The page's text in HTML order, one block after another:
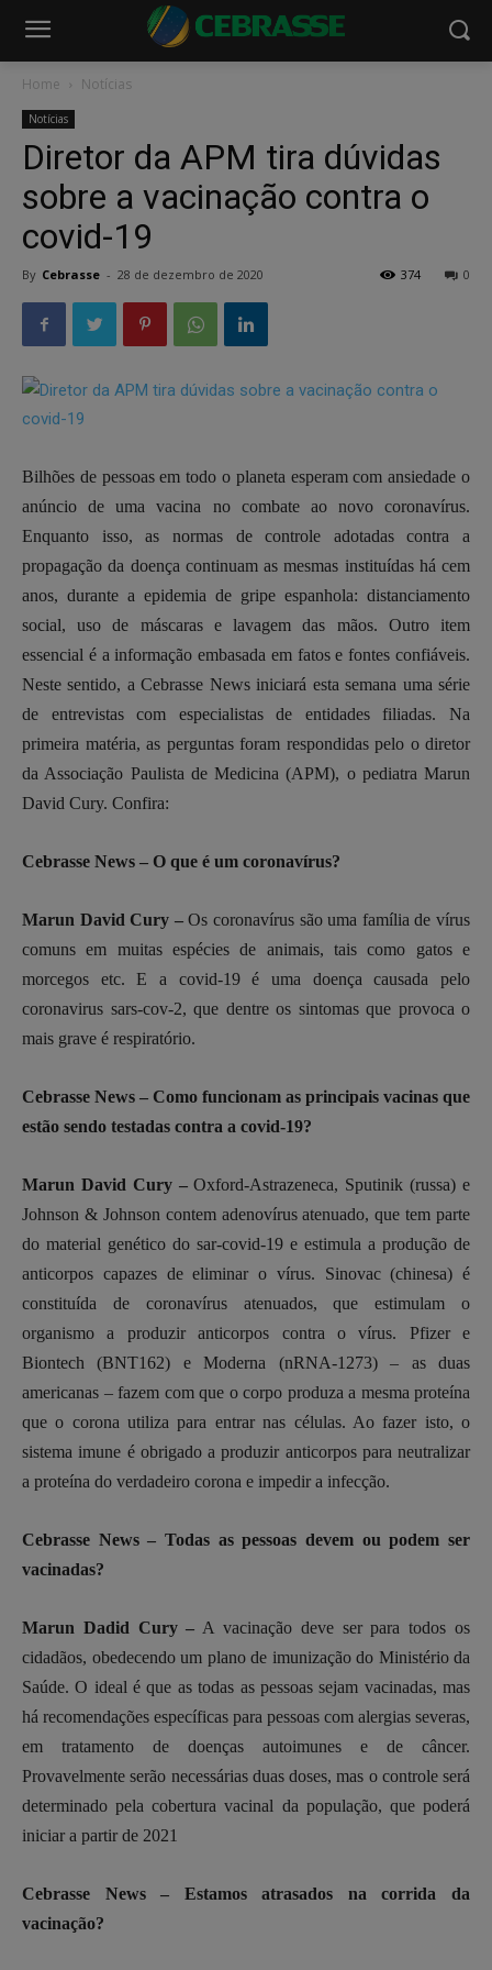
Home Notícias
Notícias
Diretor da APM tira dúvidas
sobre a vacinação contra o
covid-19
By Cebrasse - 28 de dezembro de 2020 0
374
Bilhões de pessoas em todo o planeta esperam com ansiedade o
anúncio de uma vacina no combate ao novo coronavírus.
Enquanto isso, as normas de controle adotadas contra a
propagação da doença continuam as mesmas instituídas há cem
anos, durante a epidemia de gripe espanhola: distanciamento
social, uso de máscaras e lavagem das mãos. Outro item
essencial é a informação embasada em fatos e fontes confiáveis.
Neste sentido, a Cebrasse News iniciará esta semana uma série
de entrevistas com especialistas de entidades filiadas. Na
primeira matéria, as perguntas foram respondidas pelo o diretor
da Associação Paulista de Medicina (APM), o pediatra Marun
David Cury. Confira:
Cebrasse News – O que é um coronavírus?
Marun David Cury –Os coronavírus são uma família de vírus
comuns em muitas espécies de animais, tais como gatos e
morcegos etc. E a covid-19 é uma doença causada pelo
coronavirus sars-cov-2, que dentre os sintomas que provoca o
mais grave é respiratório.
Cebrasse News – Como funcionam as principais vacinas que
estão sendo testadas contra a covid-19?
Marun David Cury –Oxford-Astrazeneca, Sputinik (russa) e
Johnson & Johnson contem adenovírus atenuado, que tem parte
do material genético do sar-covid-19 e estimula a produção de
anticorpos capazes de eliminar o vírus. Sinovac (chinesa) é
constituída de coronavírus atenuados, que estimulam o
organismo a produzir anticorpos contra o vírus. Pfizer e
Biontech (BNT162) e Moderna (nRNA-1273) – as duas
americanas – fazem com que o corpo produza a mesma proteína
que o corona utiliza para entrar nas células. Ao fazer isto, o
sistema imune é obrigado a produzir anticorpos para neutralizar
a proteína do verdadeiro corona e impedir a infecção.
Cebrasse News – Todas as pessoas devem ou podem ser
vacinadas?
Marun Dadid Cury – A vacinação deve ser para todos os
cidadãos, obedecendo um plano de imunização do Ministério da
Saúde. O ideal é que as todas as pessoas sejam vacinadas, mas
há recomendações específicas para pessoas com alergias severas,
em tratamento de doenças autoimunes e de câncer.
Provavelmente serão necessárias duas doses, mas o controle será
determinado pela cobertura vacinal da população, que poderá
iniciar a partir de 2021
Cebrasse News – Estamos atrasados na corrida da
vacinação?